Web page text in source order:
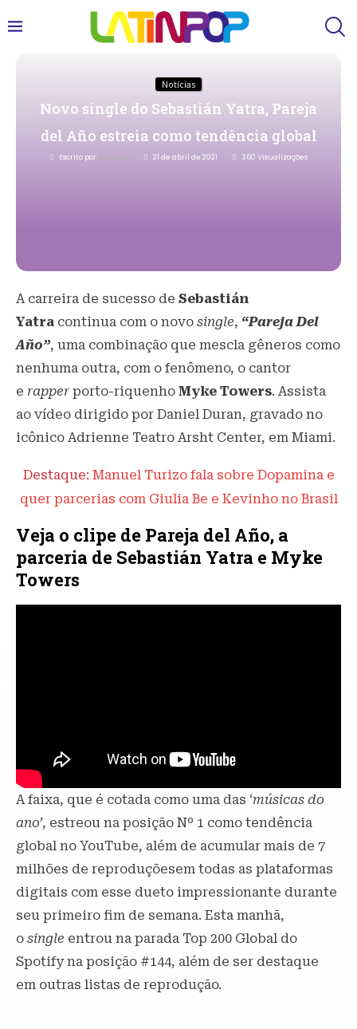
Notícias
Novo single do Sebastián Yatra, Pareja
del Año estreia como tendência global
Escrito por Redacao 21 de abril de 2021 360 Visualizações
A carreira de sucesso de Sebastián
Yatra continua com o novo single, “Pareja Del
Año”, uma combinação que mescla gêneros como
nenhuma outra, com o fenômeno, o cantor
e rapper porto-riquenho Myke Towers. Assista
ao vídeo dirigido por Daniel Duran, gravado no
icônico Adrienne Teatro Arsht Center, em Miami.
Destaque: Manuel Turizo fala sobre Dopamina e
quer parcerias com Giulia Be e Kevinho no Brasil
Veja o clipe de Pareja del Año, a
parceria de Sebastián Yatra e Myke
Towers
A faixa, que é cotada como uma das ‘músicas do
ano’, estreou na posição Nº 1 como tendência
global no YouTube, além de acumular mais de 7
milhões de reproduçõesem todas as plataformas
digitais com esse dueto impressionante durante
seu primeiro fim de semana. Esta manhã,
o single entrou na parada Top 200 Global do
Spotify na posição #144, além de ser destaque
em outras listas de reprodução.